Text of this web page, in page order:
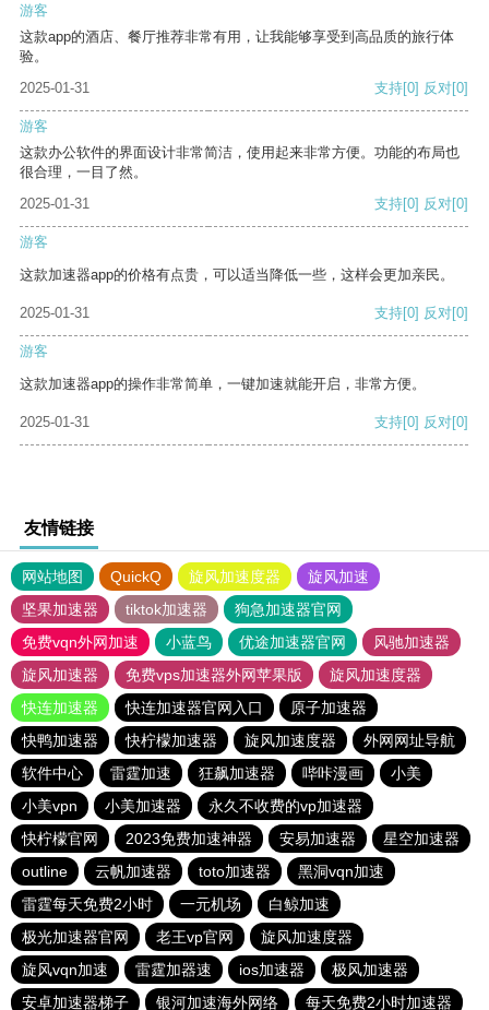
游客
这款app的酒店、餐厅推荐非常有用，让我能够享受到高品质的旅行体
验。
2025-01-31
支持[0] 反对[0]
游客
这款办公软件的界面设计非常简洁，使用起来非常方便。功能的布局也
很合理，一目了然。
2025-01-31
支持[0] 反对[0]
游客
这款加速器app的价格有点贵，可以适当降低一些，这样会更加亲民。
2025-01-31 支持[0] 反对[0]
游客
这款加速器app的操作非常简单，一键加速就能开启，非常方便。
2025-01-31 支持[0] 反对[0]
友情链接
网站地图 QuickQ 旋风加速度器
旋风加速
坚果加速器
tiktok加速器
狗急加速器官网
免费vqn外网加速
小蓝鸟 优途加速器官网
风驰加速器
旋风加速器
免费vps加速器外网苹果版
旋风加速度器
快连加速器
快连加速器官网入口
原子加速器
快鸭加速器
快柠檬加速器 旋风加速度器
外网网址导航
软件中心
雷霆加速 狂飙加速器 哔咔漫画
小美
小美vpn
小美加速器
永久不收费的vp加速器
快柠檬官网
2023免费加速神器 安易加速器
星空加速器
outline
云帆加速器 toto加速器
黑洞vqn加速
雷霆每天免费2小时
一元机场
白鲸加速
极光加速器官网
老王vp官网
旋风加速度器
旋风vqn加速
雷霆加器速 ios加速器
极风加速器
安卓加速器梯子
银河加速海外网络 每天免费2小时加速器